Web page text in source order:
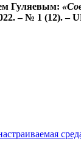
Гуляевым:
– № 1 (12). –